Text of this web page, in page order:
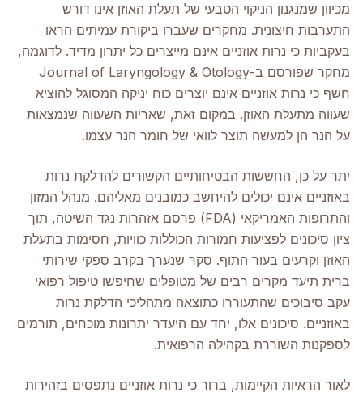
מכיוון שמנגנון הניקוי הטבעי של תעלת האוזן אינו דורש
התערבות חיצונית. מחקרים שעברו ביקורת עמיתים הראו
בעקביות כי נרות אוזניים אינם מייצרים כל יתרון מדיד. לדוגמה,
מחקר שפורסם ב-Journal of Laryngology & Otology
חשף כי נרות אוזניים אינם יוצרים כוח יניקה המסוגל להוציא
שעווה מתעלת האוזן. במקום זאת, שאריות השעווה שנמצאות
על הנר הן למעשה תוצר לוואי של חומר הנר עצמו.
יתר על כן, החששות הבטיחותיים הקשורים להדלקת נרות
באוזניים אינם יכולים להיחשב כמובנים מאליהם. מנהל המזון
והתרופות האמריקאי (FDA) פרסם אזהרות נגד השיטה, תוך
ציון סיכונים לפציעות חמורות הכוללות כוויות, חסימות בתעלת
האוזן וקרעים בעור התוף. סקר שנערך בקרב ספקי שירותי
ברית תיעד מקרים רבים של מטופלים שחיפשו טיפול רפואי
עקב סיבוכים שהתעוררו כתוצאה מתהליכי הדלקת נרות
באוזניים. סיכונים אלו, יחד עם היעדר יתרונות מוכחים, תורמים
לספקנות השוררת בקהילה הרפואית.
לאור הראיות הקיימות, ברור כי נרות אוזניים נתפסים בזהירות